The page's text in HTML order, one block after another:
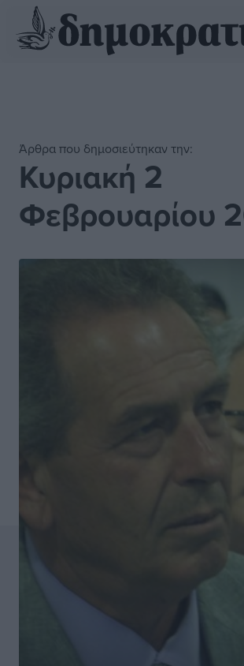
Άρθρα που δημοσιεύτηκαν την:
Κυριακή 2
Φεβρουαρίου